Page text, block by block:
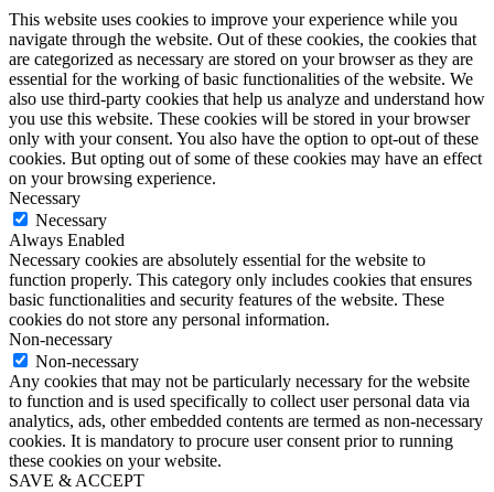
This website uses cookies to improve your experience while you
navigate through the website. Out of these cookies, the cookies that
are categorized as necessary are stored on your browser as they are
essential for the working of basic functionalities of the website. We
also use third-party cookies that help us analyze and understand how
you use this website. These cookies will be stored in your browser
only with your consent. You also have the option to opt-out of these
cookies. But opting out of some of these cookies may have an effect
on your browsing experience.
Necessary
Necessary
Always Enabled
Necessary cookies are absolutely essential for the website to
function properly. This category only includes cookies that ensures
basic functionalities and security features of the website. These
cookies do not store any personal information.
Non-necessary
Non-necessary
Any cookies that may not be particularly necessary for the website
to function and is used specifically to collect user personal data via
analytics, ads, other embedded contents are termed as non-necessary
cookies. It is mandatory to procure user consent prior to running
these cookies on your website.
SAVE & ACCEPT